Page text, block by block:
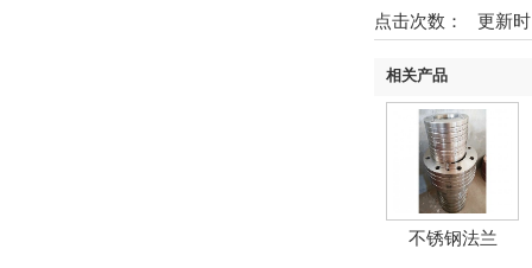
点击次数： 更新
相关产品
不锈钢法兰